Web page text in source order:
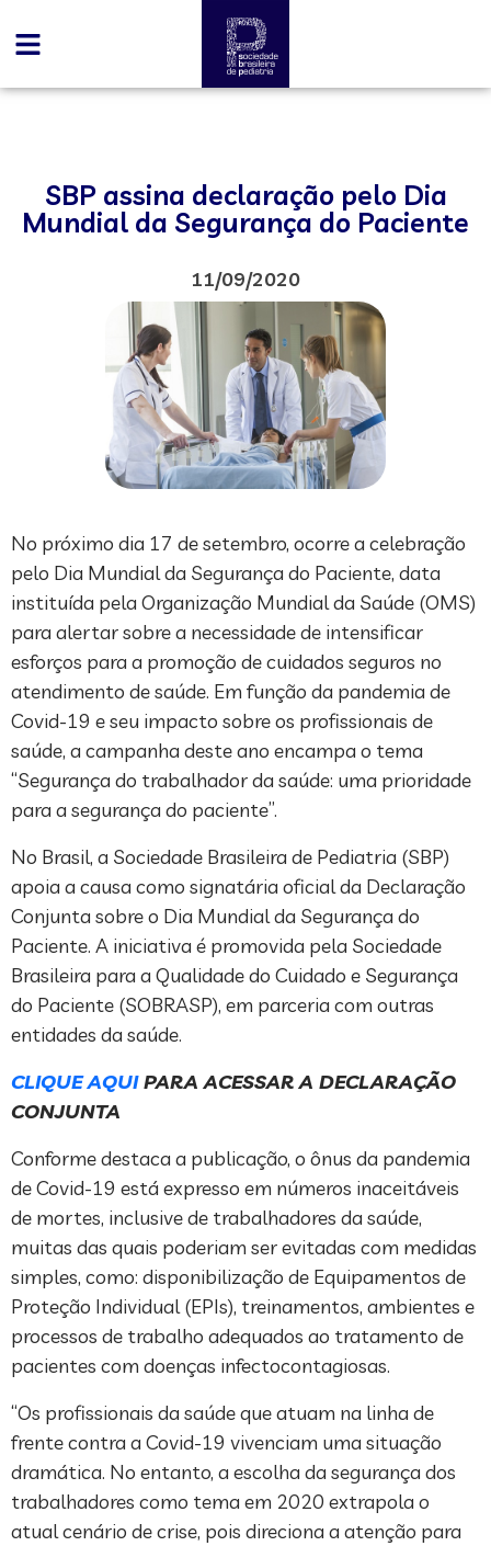
SBP assina declaração pelo Dia
Mundial da Segurança do Paciente
11/09/2020
No próximo dia 17 de setembro, ocorre a celebração
pelo Dia Mundial da Segurança do Paciente, data
instituída pela Organização Mundial da Saúde (OMS)
para alertar sobre a necessidade de intensificar
esforços para a promoção de cuidados seguros no
atendimento de saúde. Em função da pandemia de
Covid-19 e seu impacto sobre os profissionais de
saúde, a campanha deste ano encampa o tema
“Segurança do trabalhador da saúde: uma prioridade
para a segurança do paciente”.
No Brasil, a Sociedade Brasileira de Pediatria (SBP)
apoia a causa como signatária oficial da Declaração
Conjunta sobre o Dia Mundial da Segurança do
Paciente. A iniciativa é promovida pela Sociedade
Brasileira para a Qualidade do Cuidado e Segurança
do Paciente (SOBRASP), em parceria com outras
entidades da saúde.
CLIQUE AQUIPARA ACESSAR A DECLARAÇÃO
CONJUNTA
Conforme destaca a publicação, o ônus da pandemia
de Covid-19 está expresso em números inaceitáveis
de mortes, inclusive de trabalhadores da saúde,
muitas das quais poderiam ser evitadas com medidas
simples, como: disponibilização de Equipamentos de
Proteção Individual (EPIs), treinamentos, ambientes e
processos de trabalho adequados ao tratamento de
pacientes com doenças infectocontagiosas.
“Os profissionais da saúde que atuam na linha de
frente contra a Covid-19 vivenciam uma situação
dramática. No entanto, a escolha da segurança dos
trabalhadores como tema em 2020 extrapola o
atual cenário de crise, pois direciona a atenção para